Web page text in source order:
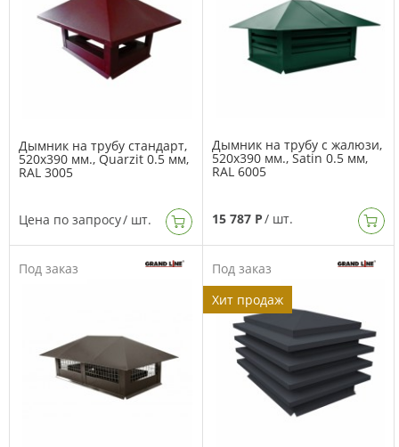
Дымник на трубу стандарт,
520х390 мм., Quarzit 0.5 мм,
RAL 3005
Цена по запросу/ шт.
Дымник на трубу с жалюзи,
520х390 мм., Satin 0.5 мм,
RAL 6005
15 787 Р/ шт.
Под заказ
Под заказ
Хит продаж